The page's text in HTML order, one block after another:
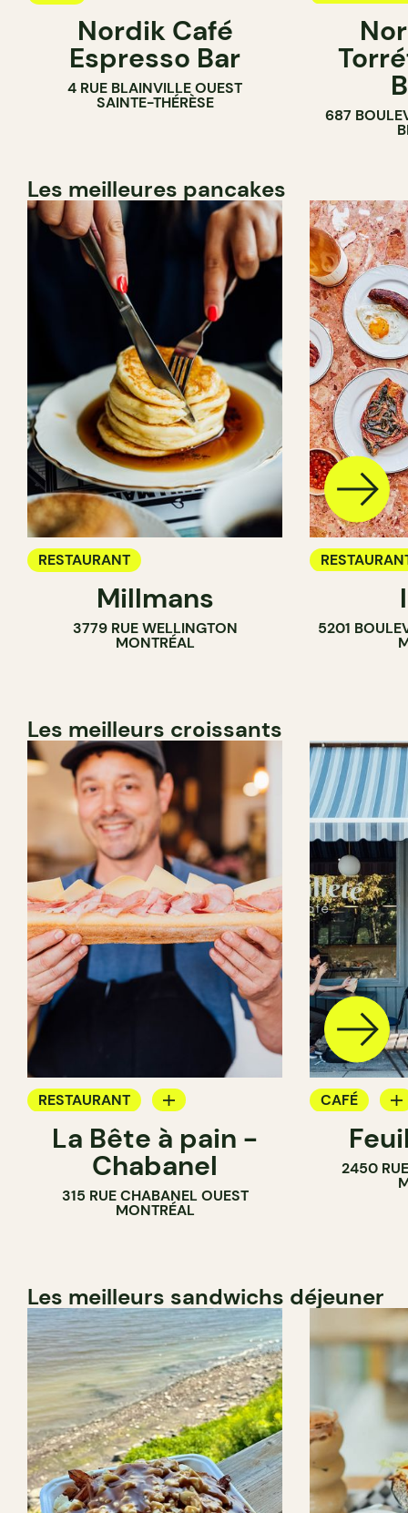
Nordik Café
Espresso Bar
4 RUE BLAINVILLE OUEST
SAINTE-THÉRÈSE
687
Les meilleures pancakes
RESTAURANT
Millmans
3779 RUE WELLINGTON
MONTRÉAL
BAR À VIN
5201
Les meilleurs croissants
RESTAURANT
CAFÉ
PÂTISSERIE
BOULANGERIE
La Bête à pain -
Chabanel
315 RUE CHABANEL OUEST
MONTRÉAL
CAFÉ
PÂTISSERIE
2450
Les meilleurs sandwichs déjeuner